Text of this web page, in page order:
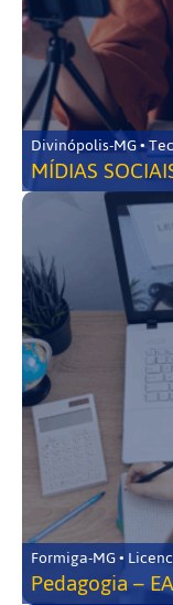
MÍDIAS
Formiga-MG •
Pedagogia –